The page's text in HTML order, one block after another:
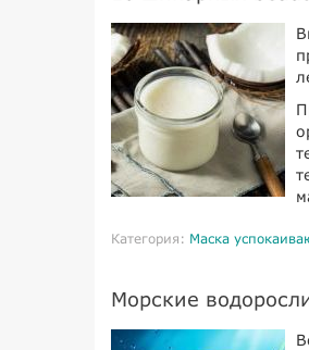
Категория: Маска
Морские